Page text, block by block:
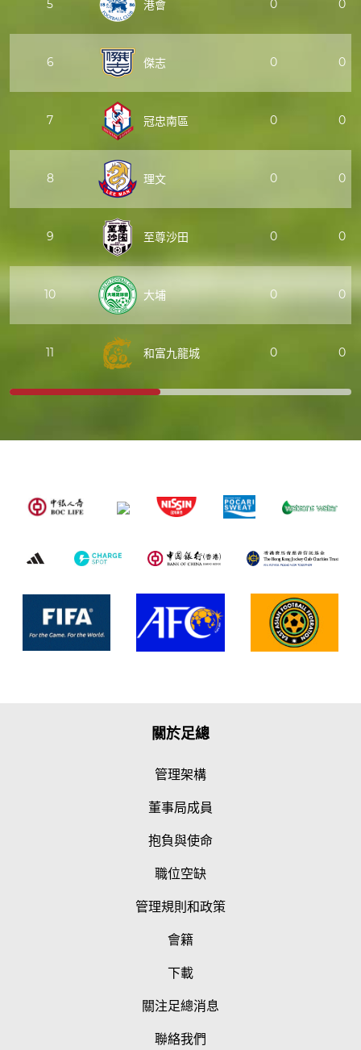
5 港會 0 0
6 傑志 0 0
7 冠忠南區 0 0
8 理文 0 0
9 至尊沙田 0 0
10 大埔 0 0
11 和富九龍城 0 0
關於足總
管理架構
董事局成員
抱負與使命
職位空缺
管理規則和政策
會籍
下載
關注足總消息
聯絡我們